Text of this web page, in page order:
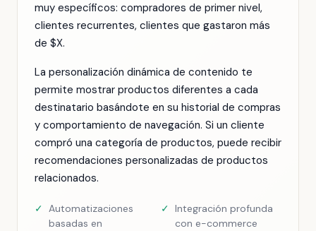
muy específicos: compradores de primer nivel,
clientes recurrentes, clientes que gastaron más
de $X.
La personalización dinámica de contenido te
permite mostrar productos diferentes a cada
destinatario basándote en su historial de compras
y comportamiento de navegación. Si un cliente
compró una categoría de productos, puede recibir
recomendaciones personalizadas de productos
relacionados.
✓ Automatizaciones
basadas en
✓ Integración profunda
con e-commerce